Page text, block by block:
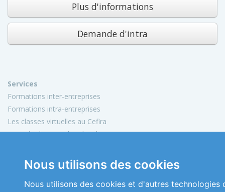
Nous utilisons des cookies
Nous utilisons des cookies et d'autres technologies
Plus d'informations
Demande d'intra
Services
Formations inter-entreprises
Formations intra-entreprises
Les classes virtuelles au Cefira
Activités de conseil et d'audit
Informations
Mon compte